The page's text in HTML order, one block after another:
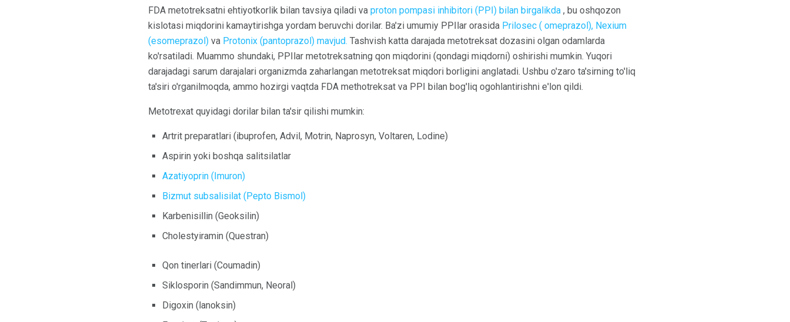
FDA metotreksatni ehtiyotkorlik bilan tavsiya qiladi va proton pompasi inhibitori (PPI) bilan birgalikda , bu oshqozon
kislotasi miqdorini kamaytirishga yordam beruvchi dorilar. Ba'zi umumiy PPIlar orasida Prilosec ( omeprazol), Nexium
(esomeprazol) va Protonix (pantoprazol) mavjud. Tashvish katta darajada metotreksat dozasini olgan odamlarda
ko'rsatiladi. Muammo shundaki, PPIlar metotreksatning qon miqdorini (qondagi miqdorni) oshirishi mumkin. Yuqori
darajadagi sarum darajalari organizmda zaharlangan metotreksat miqdori borligini anglatadi. Ushbu o'zaro ta'sirning to'liq
ta'siri o'rganilmoqda, ammo hozirgi vaqtda FDA methotreksat va PPI bilan bog'liq ogohlantirishni e'lon qildi.
Metotrexat quyidagi dorilar bilan ta'sir qilishi mumkin:
Artrit preparatlari (ibuprofen, Advil, Motrin, Naprosyn, Voltaren, Lodine)
Aspirin yoki boshqa salitsilatlar
Azatiyoprin (Imuron)
Bizmut subsalisilat (Pepto Bismol)
Karbenisillin (Geoksilin)
Cholestyiramin (Questran)
Qon tinerlari (Coumadin)
Siklosporin (Sandimmun, Neoral)
Digoxin (lanoksin)